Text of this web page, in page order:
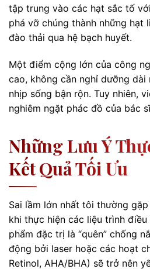
tập trung vào các hạt sắc tố
phá vỡ chúng thành những
đào thải qua hệ bạch huyết.
Một điểm cộng lớn của công
cao, không cần nghỉ dưỡng dài
nhịp sống bận rộn. Tuy nhiên,
nghiêm ngặt phác đồ của bác
Những Lưu Ý
Kết Quả Tối Ưu
Sai lầm lớn nhất tôi thường
khi thực hiện các liệu trình
phẩm đặc trị là “quên” chống
động bởi laser hoặc các hoạt
Retinol, AHA/BHA) sẽ trở nên